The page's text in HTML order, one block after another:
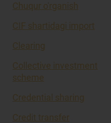
Chuqur o'rganish
CIF shartidagi import
Clearing
Collective investment
scheme
Credential sharing
Credit transfer